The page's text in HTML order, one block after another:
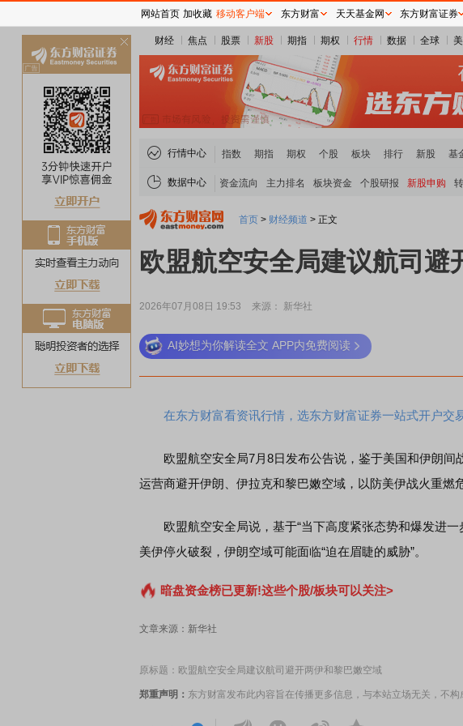
财经 焦点 股票 新股 期指 期权 行情 数据 全球
行情中心 指数 期指 期权 个股 板块 排行 新股 基
数据中心 资金流向 主力排名 板块资金 个股研报 新股申购
首页 > 财经频道 > 正文
欧盟航空安全局建议航司避
2026年07月08日 19:53 来源： 新华社
AI妙想为你解读全文 APP内免费阅读
在东方财富看资讯行情，选东方财富证券一站式开户交
欧盟航空安全局7月8日发布公告说，鉴于美国和伊朗间
运营商避开伊朗、伊拉克和黎巴嫩空域，以防美伊战火重燃
欧盟航空安全局说，基于“当下高度紧张态势和爆发进一
美伊停火破裂，伊朗空域可能面临“迫在眉睫的威胁”。
暗盘资金榜已更新!这些个股/板块可以关注>
文章来源：新华社
原标题：欧盟航空安全局建议航司避开两伊和黎巴嫩空域
郑重声明： 东方财富发布此内容旨在传播更多信息，与本站立场无关，不构
稀土板块领涨
网站首页 加收藏 移动客户端 东方财富 天天基金网 东方财富证券
关